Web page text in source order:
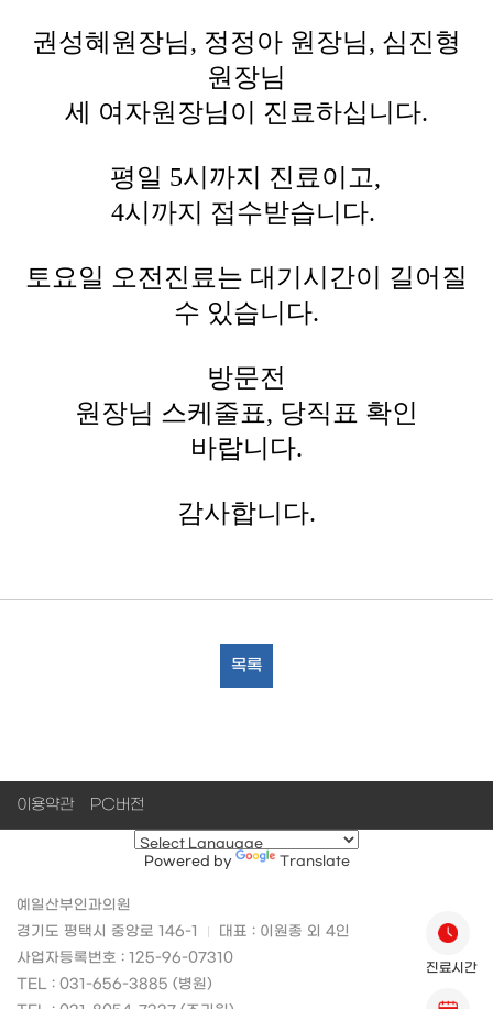
권성혜원장님, 정정아 원장님, 심진형
원장님
세 여자원장님이 진료하십니다.
평일 5시까지 진료이고,
4시까지 접수받습니다.
토요일 오전진료는 대기시간이 길어질
수 있습니다.
방문전
원장님 스케줄표, 당직표 확인
바랍니다.
감사합니다.
목록
진료시간
이용약관 PC버전
Powered by Translate
예일산부인과의원
경기도 평택시 중앙로 146-1
대표 : 이원종 외 4인
사업자등록번호 : 125-96-07310
TEL : 031-656-3885 (병원)